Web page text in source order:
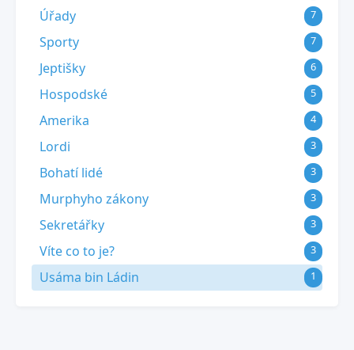
Úřady 7
Sporty 7
Jeptišky 6
Hospodské 5
Amerika 4
Lordi 3
Bohatí lidé 3
Murphyho zákony 3
Sekretářky 3
Víte co to je? 3
Usáma bin Ládin 1